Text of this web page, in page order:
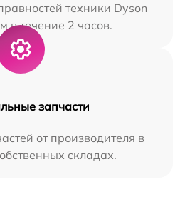
техники Dyson
в течение 2 часов.
запчасти
от производителя в
складах.